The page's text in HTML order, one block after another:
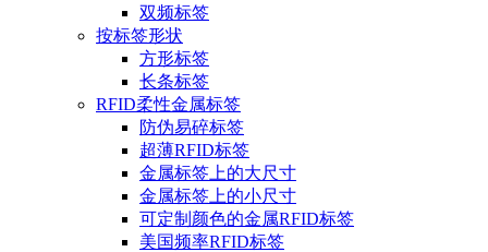
双频标签
按标签形状
方形标签
长条标签
RFID柔性金属标签
防伪易碎标签
超薄RFID标签
金属标签上的大尺寸
金属标签上的小尺寸
可定制颜色的金属RFID标签
美国频率RFID标签